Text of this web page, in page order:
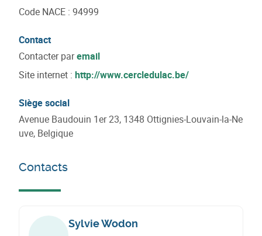
Code NACE : 94999
Contact
Contacter paremail
Site internet : http://www.cercledulac.be/
Siège social
Avenue Baudouin 1er 23, 1348 Ottignies-Louvain-la-Ne
uve, Belgique
Contacts
Sylvie Wodon